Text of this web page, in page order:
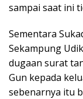
sampai saat ini
Sementara
Sekampung
dugaan surat
Gun kepada
sebenarnya itu